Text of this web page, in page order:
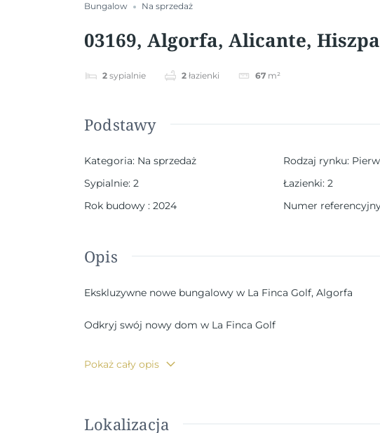
Bungalow Na sprzedaż
03169, Algorfa, Alicante,
2 sypialnie 2 łazienki 67 m²
Podstawy
Kategoria: Na sprzedaż Rodzaj rynku:
Sypialnie: 2 Łazienki: 2
Rok budowy : 2024 Numer
Opis
Ekskluzywne nowe bungalowy w La Finca Golf, Algorfa
Odkryj swój nowy dom w La Finca Golf
Costa Blanca. Ten ekskluzywny kompleks 40
Pokaż cały opis
Lokalizacja